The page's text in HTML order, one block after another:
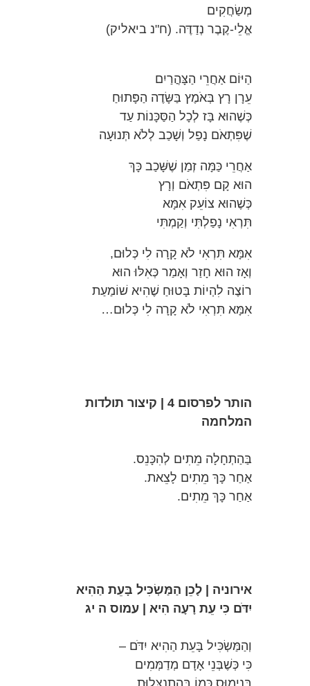
מְשַׂחֲקִים
אֱלֵי-קֶבֶר נְדַדֶּה. (ח"נ ביאליק)
הַיּוֹם אַחֲרֵי הַצָּהֳרַיִם
עֵרָן רָץ בְּאֹמֶץ בַּשָּׂדֶה הַפָּתוּחַ
כְּשֶׁהוּא בָּז לְכָל הַסַּכָּנוֹת עַד
שֶׁפִּתְאֹם נָפַל וְשָׁכַב לְלֹא תְּנוּעָה
אַחֲרֵי כַּמָּה זְמַן שֶׁשָּׁכַב כָּךְ
הוּא קָם פִּתְאֹם וְרָץ
כְּשֶׁהוּא צוֹעֵק אִמָּא
תִּרְאִי נָפַלְתִּי וְקַמְתִּי
אִמָּא תִּרְאִי לֹא קָרָה לִי כְּלוּם,
וְאָז הוּא חָזַר וְאָמַר כְּאִלּוּ הוּא
רוֹצֶה לִהְיוֹת בָּטוּחַ שֶׁהִיא שׁוֹמַעַת
אִמָּא תִּרְאִי לֹא קָרָה לִי כְּלוּם…
הותר לפרסום 4 | קיצור תולדות
המלחמה
בַּהַתְחָלָה מֵתִים לְהִכָּנֵס.
אַחַר כָּךְ מֵתִים לָצֵאת.
אַחַר כָּךְ מֵתִים.
אירוניה | לָכֵן הַמַּשְׂכִּיל בָּעֵת הַהִיא
יִדֹּם כִּי עֵת רָעָה הִיא | עמוס ה יג
וְהַמַּשְׂכִּיל בָּעֵת הַהִיא יִדֹּם –
כִּי כְּשֶׁבְּנֵי אָדָם מְדַמְּמִים
בְּנִימוּס כְּמוֹ בְּהִתְנַצְּלוּת